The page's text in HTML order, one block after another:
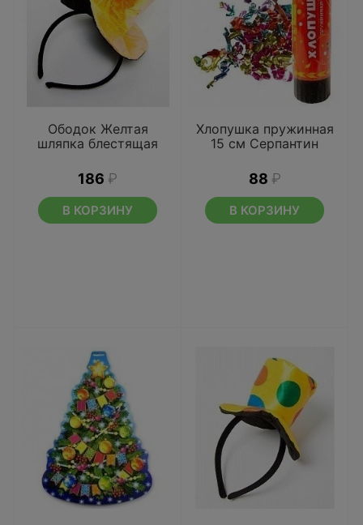
Ободок Желтая
шляпка блестящая
186 ₽
В КОРЗИНУ
Хлопушка пружинная
15 см Серпантин
88 ₽
В КОРЗИНУ